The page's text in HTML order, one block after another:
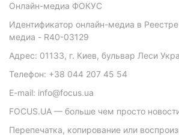
Онлайн-медиа ФОКУС
Идентификатор онлайн-медиа в
медиа - R40-03129
Адрес: 01133, г. Киев, бульвар Леси
Телефон: +38 044 207 45 54
E-mail: info@focus.ua
FOCUS.UA — больше чем просто
Перепечатка, копирование или